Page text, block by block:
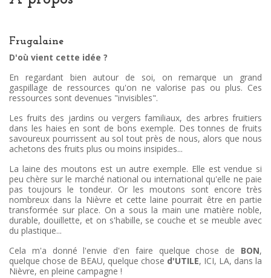
Frugalaine
D'où vient cette idée ?
En regardant bien autour de soi, on remarque un grand
gaspillage de ressources qu'on ne valorise pas ou plus. Ces
ressources sont devenues "invisibles".
Les fruits des jardins ou vergers familiaux, des arbres fruitiers
dans les haies en sont de bons exemple. Des tonnes de fruits
savoureux pourrissent au sol tout près de nous, alors que nous
achetons des fruits plus ou moins insipides...
La laine des moutons est un autre exemple. Elle est vendue si
peu chère sur le marché national ou international qu'elle ne paie
pas toujours le tondeur. Or les moutons sont encore très
nombreux dans la Nièvre et cette laine pourrait être en partie
transformée sur place. On a sous la main une matière noble,
durable, douillette, et on s'habille, se couche et se meuble avec
du plastique...
Cela m'a donné l'envie d'en faire quelque chose de BON,
quelque chose de BEAU, quelque chose d'UTILE, ICI, LA, dans la
Nièvre, en pleine campagne !